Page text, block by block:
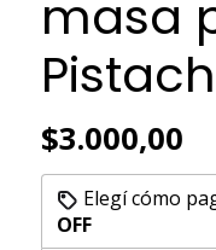
masa
$3.000,00
Elegí cómo
OFF